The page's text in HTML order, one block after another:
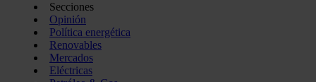
Secciones
Opinión
Política energética
Renovables
Mercados
Eléctricas